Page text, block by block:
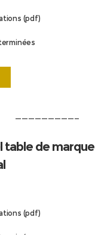
(pdf)
—————————–
table de
(pdf)